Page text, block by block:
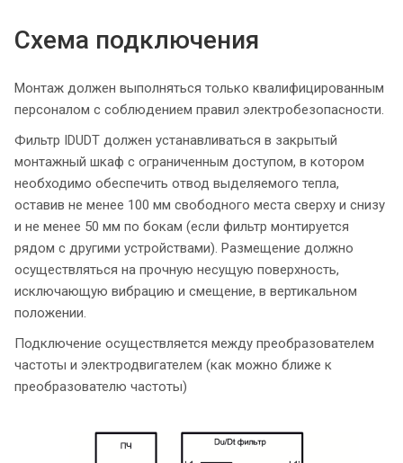
Схема подключения
Монтаж должен выполняться только квалифицированным
персоналом с соблюдением правил электробезопасности.
Фильтр IDUDT должен устанавливаться в закрытый
монтажный шкаф с ограниченным доступом, в котором
необходимо обеспечить отвод выделяемого тепла,
оставив не менее 100 мм свободного места сверху и снизу
и не менее 50 мм по бокам (если фильтр монтируется
рядом с другими устройствами). Размещение должно
осуществляться на прочную несущую поверхность,
исключающую вибрацию и смещение, в вертикальном
положении.
Подключение осуществляется между преобразователем
частоты и электродвигателем (как можно ближе к
преобразователю частоты)